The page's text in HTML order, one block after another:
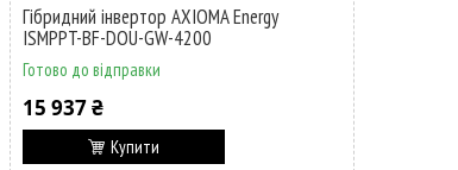
Гібридний інвертор AXIOMA Energy
ISMPPT-BF-DOU-GW-4200
Готово до відправки
15 937 ₴
Купити